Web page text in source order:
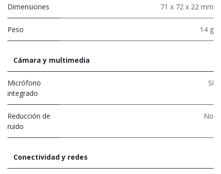
Dimensiones 71 x 72 x 22 mm
Peso 14 g
Cámara y multimedia
Micrófono
integrado
Sí
Reducción de
ruido
No
Conectividad y redes